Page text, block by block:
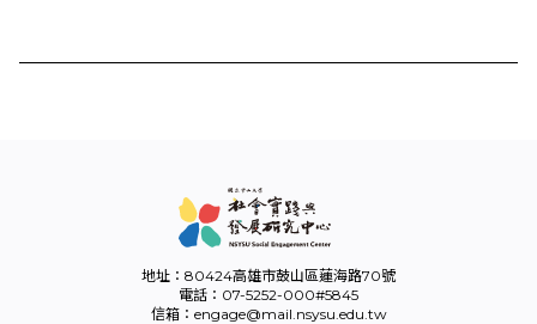
地址：80424高雄市鼓山區蓮海路70號
電話：07-5252-000#5845
信箱：engage@mail.nsysu.edu.tw